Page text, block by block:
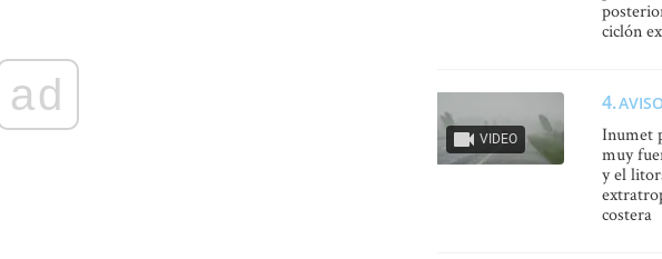
ad
ciclón
VIDEO
AVISO
Inumet
muy
y el
costera